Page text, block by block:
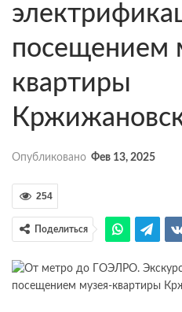
посещением
квартиры
Опубликовано Фев 13, 2025
254
Поделиться